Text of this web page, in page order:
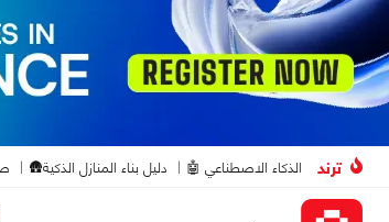
ترند الذكاء الاصطناعي 🤖 دليل بناء المنازل الذكية🛖